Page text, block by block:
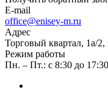
E-mail
office@enisey-m.ru
Адрес
​Торговый квартал, 1а/
Режим работы
Пн. – Пт.: с 8:30 до 17:30